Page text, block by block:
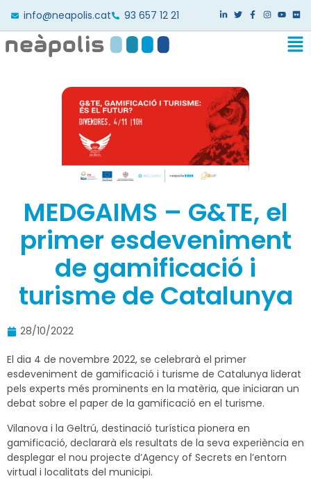
info@neapolis.cat 93 657 12 21
MEDGAIMS – G&TE, el
primer esdeveniment
de gamificació i
turisme de Catalunya
28/10/2022
El dia 4 de novembre 2022, se celebrarà el primer
esdeveniment de gamificació i turisme de Catalunya liderat
pels experts més prominents en la matèria, que iniciaran un
debat sobre el paper de la gamificació en el turisme.
Vilanova i la Geltrú, destinació turística pionera en
gamificació, declararà els resultats de la seva experiència en
desplegar el nou projecte d’Agency of Secrets en l’entorn
virtual i localitats del municipi.